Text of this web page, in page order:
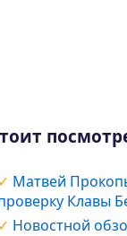
Матвей
Клавы
Новостной